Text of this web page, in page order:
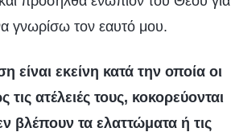
γνωρίσω τον εαυτό μου.
είναι εκείνη κατά την οποία οι
ατέλειές τους, κοκορεύονται
βλέπουν τα ελαττώματα ή τις